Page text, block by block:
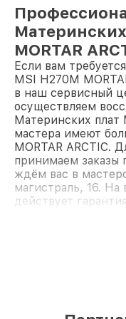
MORTAR
Если вам
MSI H270M
в наш сервисный
осуществляем
Материнских
мастера имеют
MORTAR ARCTIC.
принимаем заказы
ждём вас в
магистраль, 16. На
действует